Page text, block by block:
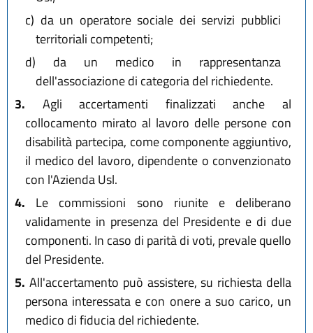
c) da un operatore sociale dei servizi pubblici
territoriali competenti;
d) da un medico in rappresentanza
dell'associazione di categoria del richiedente.
3. Agli accertamenti finalizzati anche al
collocamento mirato al lavoro delle persone con
disabilità partecipa, come componente aggiuntivo,
il medico del lavoro, dipendente o convenzionato
con l'Azienda Usl.
4. Le commissioni sono riunite e deliberano
validamente in presenza del Presidente e di due
componenti. In caso di parità di voti, prevale quello
del Presidente.
5. All'accertamento può assistere, su richiesta della
persona interessata e con onere a suo carico, un
medico di fiducia del richiedente.